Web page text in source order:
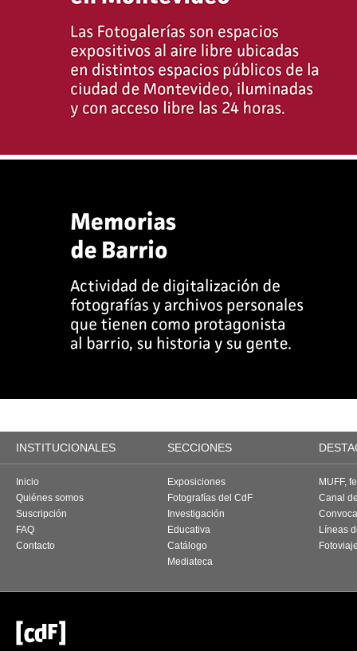
INSTITUCIONALES SECCIONES
Inicio
Quiénes somos
Suscripción
FAQ
Contacto
Exposiciones
Fotografías del CdF
Investigación
Educativa
Catálogo
Mediateca
MUFF,
Canal
Líneas